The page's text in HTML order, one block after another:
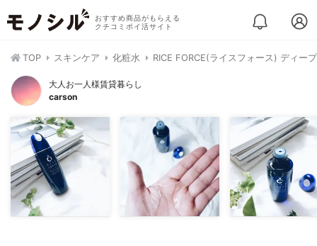
おすすめ商品がもらえる
クチコミポイ活サイト
TOP スキンケア 化粧水 RICE FORCE(ライスフォース) ディー
大人お一人様賃貸暮らし
carson